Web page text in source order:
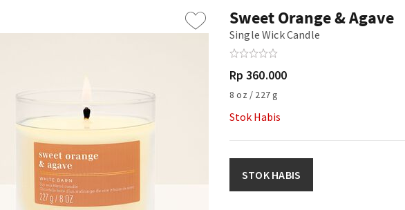
Sweet Orange & Agave
Single Wick Candle
Rp 360.000
8 oz / 227 g
Stok Habis
STOK HABIS